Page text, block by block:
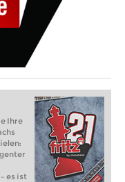
Ihre
es ist